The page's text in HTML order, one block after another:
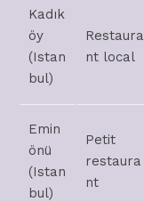
Kadık
öy
(Istan
bul)
Restaura
nt local
Emin
önü
(Istan
bul)
Petit
restaura
nt